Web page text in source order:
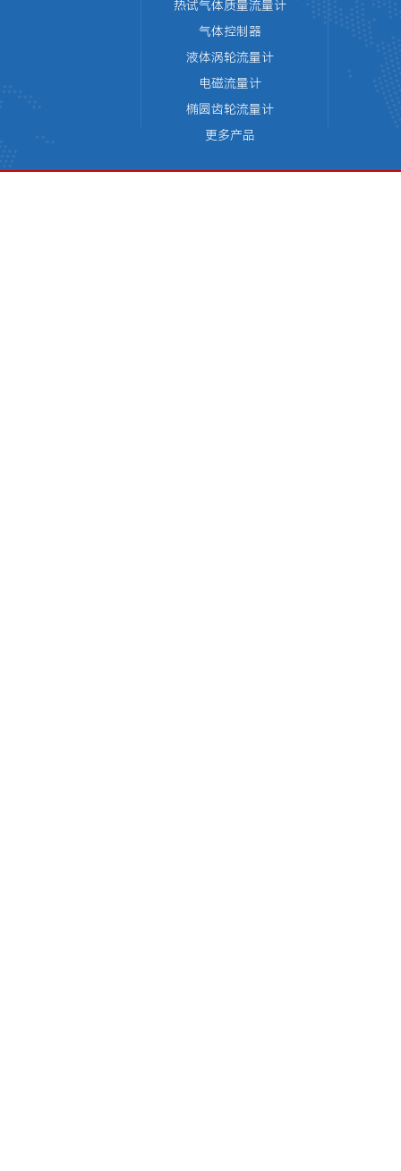
热试气体质量流量计
气体控制器
液体涡轮流量计
电磁流量计
椭圆齿轮流量计
更多产品